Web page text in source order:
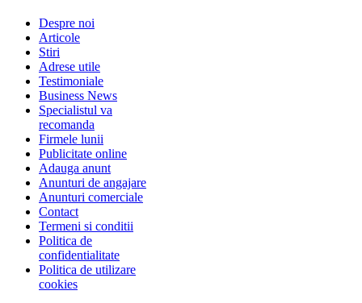
Despre noi
Articole
Stiri
Adrese utile
Testimoniale
Business News
Specialistul va
recomanda
Firmele lunii
Publicitate online
Adauga anunt
Anunturi de angajare
Anunturi comerciale
Contact
Termeni si conditii
Politica de
confidentialitate
Politica de utilizare
cookies